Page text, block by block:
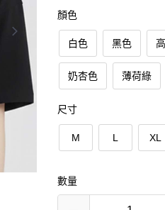
顏色
白色 黑色
奶杏色 薄荷綠
尺寸
M L XL
數量